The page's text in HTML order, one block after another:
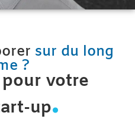
sur du long
?
votre
up.